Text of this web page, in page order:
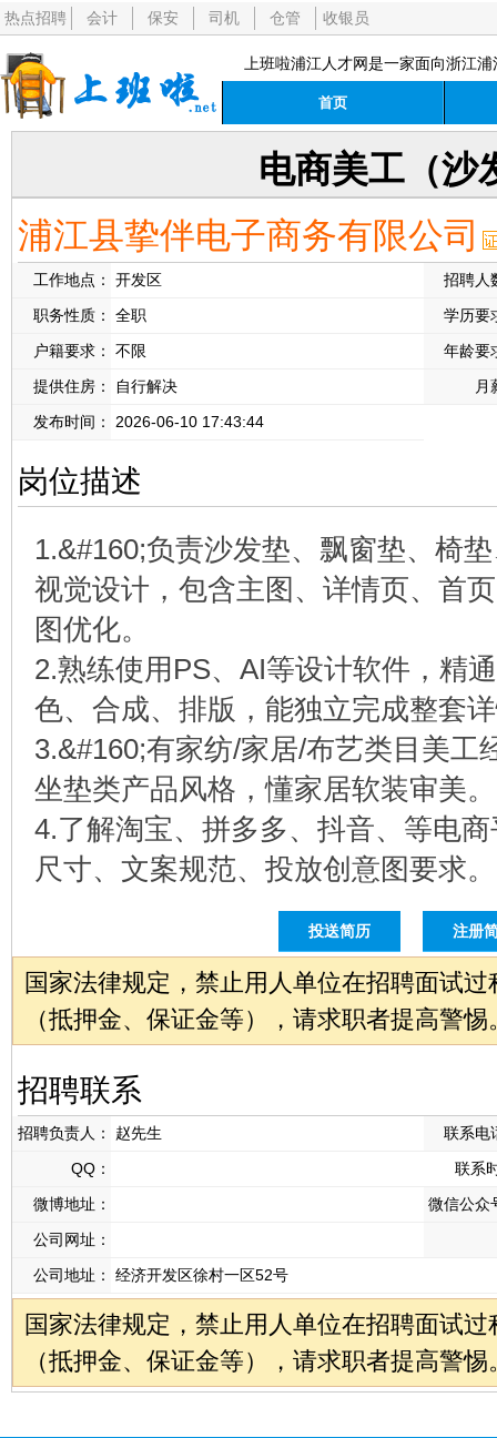
热点招聘 会计 保安 司机 仓管 收银员
上班啦浦江人才网是一家面向浙江
首页
电商美工（沙
浦江县挚伴电子商务有限公司
工作地点： 开发区
招聘人
职务性质：
全职
学历要
户籍要求：
不限
年龄要
提供住房：
自行解决
月
发布时间：
2026-06-10 17:43:44
岗位描述
1.&#160;负责沙发垫、飘窗垫、椅
视觉设计，包含主图、详情页、首
图优化。
2.熟练使用PS、AI等设计软件，精
色、合成、排版，能独立完成整套
3.&#160;有家纺/家居/布艺类目美工
坐垫类产品风格，懂家居软装审美。
4.了解淘宝、拼多多、抖音、等电
尺寸、文案规范、投放创意图要求。
投送简历 注册
国家法律规定，禁止用人单位在招聘面试
（抵押金、保证金等），请求职者提高警惕
招聘联系
招聘负责人： 赵先生
联系电
QQ：
联系
微博地址：
微信公众
公司网址：
公司地址：
经济开发区徐村一区52号
国家法律规定，禁止用人单位在招聘面试
（抵押金、保证金等），请求职者提高警惕